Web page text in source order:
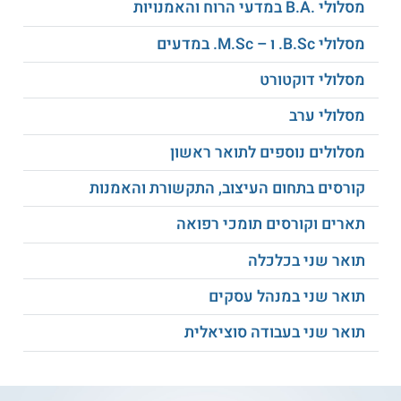
82 לפחות ולא פחות מ - 76 בחוג השני.
מתקבלים גם מועמדים שלא סיימו תואר
ראשון בגיאוגרפיה, בתנאים זהים לסטודנטים
כמפורט לעיל, במסלול א', במסלול ב'
ובתכניות השונות. במקרים מסוימים וועדת ה -
MA החוגית רשאית לדרוש לימודי השלמה
ומבחן GRE.
מה הסיכויים שלך להתקבל?
קבלה
תעודה
ניתן תואר שני בגיאוגרפיה ולימודי הסביבה מטעם אוניברסיטת
מסלולי .B.A במדעי הרוח והאמנויות
מסלולי B.Sc. ו – M.Sc. במדעים
מסלולי דוקטורט
מסלולי ערב
מסלולים נוספים לתואר ראשון
קורסים בתחום העיצוב, התקשורת והאמנות
תארים וקורסים תומכי רפואה
תואר שני בכלכלה
תואר שני במנהל עסקים
תואר שני בעבודה סוציאלית